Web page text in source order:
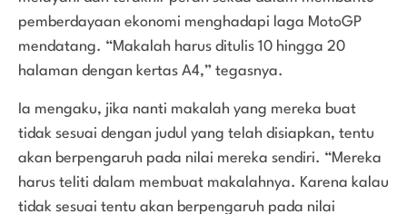
pemberdayaan ekonomi menghadapi laga MotoGP
mendatang. “Makalah harus ditulis 10 hingga 20
halaman dengan kertas A4,” tegasnya.
Ia mengaku, jika nanti makalah yang mereka buat
tidak sesuai dengan judul yang telah disiapkan, tentu
akan berpengaruh pada nilai mereka sendiri. “Mereka
harus teliti dalam membuat makalahnya. Karena kalau
tidak sesuai tentu akan berpengaruh pada nilai